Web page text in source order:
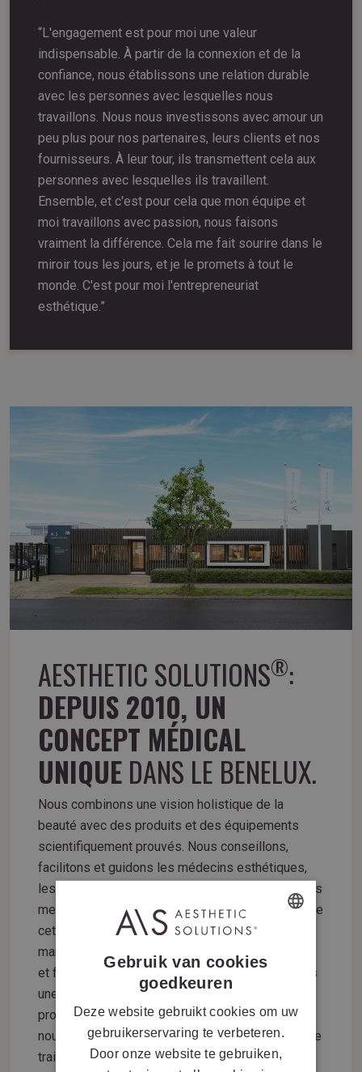
“L'engagement est pour moi une valeur
indispensable. À partir de la connexion et de la
confiance, nous établissons une relation durable
avec les personnes avec lesquelles nous
travaillons. Nous nous investissons avec amour un
peu plus pour nos partenaires, leurs clients et nos
fournisseurs. À leur tour, ils transmettent cela aux
personnes avec lesquelles ils travaillent.
Ensemble, et c'est pour cela que mon équipe et
moi travaillons avec passion, nous faisons
vraiment la différence. Cela me fait sourire dans le
miroir tous les jours, et je le promets à tout le
monde. C'est pour moi l'entrepreneuriat
esthétique.”
AESTHETIC SOLUTIONS®:
DEPUIS 2010, UN
CONCEPT MÉDICAL
UNIQUEDANS LE BENELUX.
Nous combinons une vision holistique de la
beauté avec des produits et des équipements
scientifiquement prouvés. Nous conseillons,
facilitons et guidons les médecins esthétiques,
les dermatologues, les thérapeutes cutanés et les
meilleurs instituts de beauté dans la réalisation de
cette promesse. En tant que distributeur de
marques de beauté internationalement reconnues
et fiables, telles que mesoestetic®, nous offrons
une gamme étendue d'appareils avancés et de
produits scientifiquement prouvés. Grâce à cela,
nous pouvons offrir les meilleures possibilités de
traitement qui répondent à nos engagements,
FRENCH
Gebruik van cookies
goedkeuren
Deze website gebruikt cookies om uw
gebruikerservaring te verbeteren.
Door onze website te gebruiken,